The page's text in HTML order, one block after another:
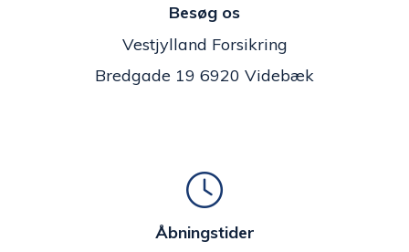
Besøg os
Vestjylland Forsikring
Bredgade 19 6920 Videbæk
Åbningstider